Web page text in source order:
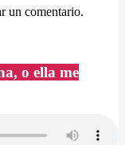
un comentario.
o ella me